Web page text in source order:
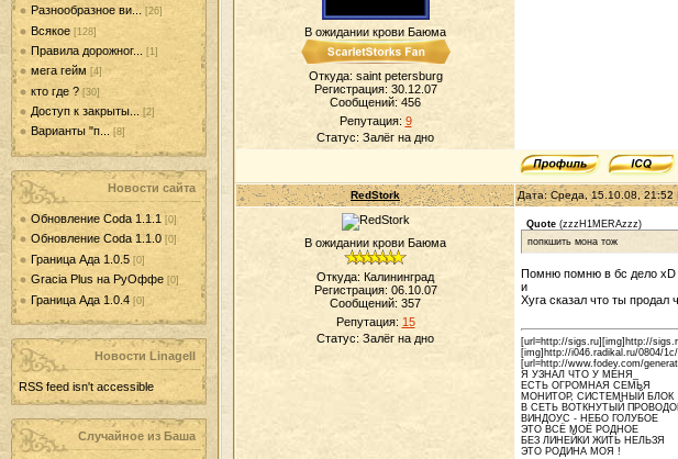
Разнообразное ви... [26]
Всякое [128]
Правила дорожног... [1]
мега гейм [4]
кто где ? [30]
Доступ к закрыты... [2]
Варианты "п... [8]
Новости сайта
Обновление Coda 1.1.1 [0]
Обновление Coda 1.1.0 [0]
Граница Ада 1.0.5 [0]
Gracia Plus на РуОффе [0]
Граница Ада 1.0.4 [0]
Новости LinageII
RSS feed isn't accessible
Случайное из Баша
В ожидании крови Баюма
Откуда: saint petersburg
Регистрация: 30.12.07
Сообщений:456
Репутация: 9
Статус: Залёг на дно
RedStork Дата: Среда, 15.10.08,
В ожидании крови Баюма
Откуда: Калининград
Регистрация: 06.10.07
Сообщений: 357
Репутация: 15
Статус: Залёг на дно
Quote (zzzH1MERAzzz)
попкшить мона тож
Помню помню в бс дело xD
и
Хуга сказал что ты продал
[url=http://sigs.ru][img]http://
[img]http://i046.radikal.ru/0804/
[url=http://www.fodey.com/
Я УЗНАЛ ЧТО У МЕНЯ_
ЕСТЬ ОГРОМНАЯ СЕМЬЯ
МОНИТОР, СИСТЕМНЫЙ БЛОК
В СЕТЬ ВОТКНУТЫЙ
ВИНДОУС - НЕБО ГОЛУБОЕ
ЭТО ВСЁ МОЁ РОДНОЕ
БЕЗ ЛИНЕЙКИ ЖИТЬ НЕЛЬЗЯ
ЭТО РОДИНА МОЯ !